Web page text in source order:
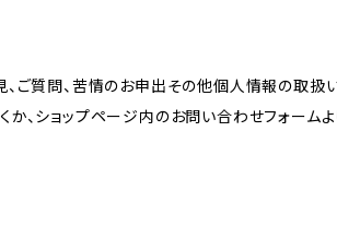
、ご質問、苦情のお申出その他個人情報の取扱
、ショップページ内のお問い合わせフォームよ